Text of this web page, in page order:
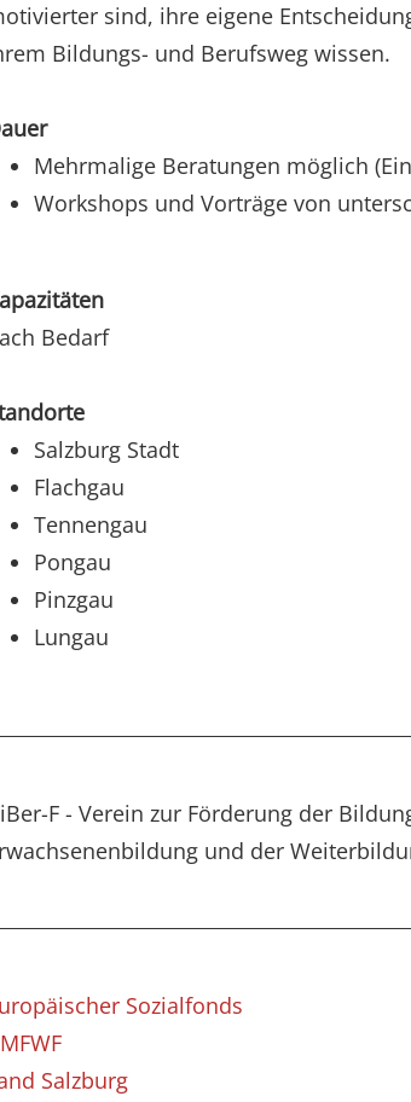
sind, ihre eigene
Bildungs- und Berufsweg wissen.
Mehrmalige Beratungen möglich
Workshops und Vorträge von
Bedarf
Salzburg Stadt
Flachgau
Tennengau
Pongau
Pinzgau
Lungau
F - Verein zur Förderung der
und der
Sozialfonds
Salzburg